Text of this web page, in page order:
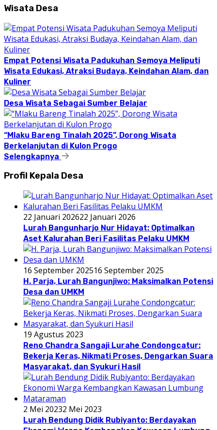
Wisata Desa
Empat Potensi Wisata Padukuhan Semoya Meliputi
Wisata Edukasi, Atraksi Budaya, Keindahan Alam, dan
Kuliner
Desa Wisata Sebagai Sumber Belajar
“Mlaku Bareng Tinalah 2025”, Dorong Wisata
Berkelanjutan di Kulon Progo
Selengkapnya
Profil Kepala Desa
22 Januari 202622 Januari 2026
Lurah Bangunharjo Nur Hidayat: Optimalkan
Aset Kalurahan Beri Fasilitas Pelaku UMKM
16 September 202516 September 2025
H. Parja, Lurah Bangunjiwo: Maksimalkan Potensi
Desa dan UMKM
19 Agustus 2023
Reno Chandra Sangaji Lurahe Condongcatur:
Bekerja Keras, Nikmati Proses, Dengarkan Suara
Masyarakat, dan Syukuri Hasil
2 Mei 20232 Mei 2023
Lurah Bendung Didik Rubiyanto: Berdayakan